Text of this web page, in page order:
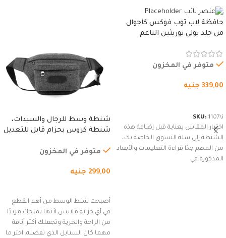
حافظة لاب توب فوكس كاجوال
من جلد بولي يوريثين الناعم
وسوستة.
متوفر في المخزون
339,00 جنيه
SKU: 11076
اختيار المقاس بعناية قبل إضافة هذه
الشنطة إلى سلة التسوق الخاصة بك،
من المهم جدًا قراءة التعليمات والأبعاد
المذكورة في
شنطة وسط للرجال والسيدات،
شنطة كروس بحزام قابل للتعديل
السفر، الجري العادي، المشي
(رمادي)
متوفر في المخزون
299,00 جنيه
أصبحت شنط الوسط من أهم القطع
في أي خزانة ملابس لأنها تمنحك مزيدًا
من الراحة والحرية وتجعلك أكثر أناقة
مهما كان الستايل الذي تفضله. اختر ما